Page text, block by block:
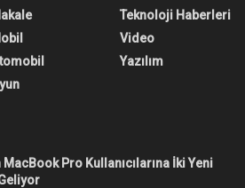
Teknoloji Haberleri
Video
Yazılım
MacBook Pro Kullanıcılarına İki Yeni